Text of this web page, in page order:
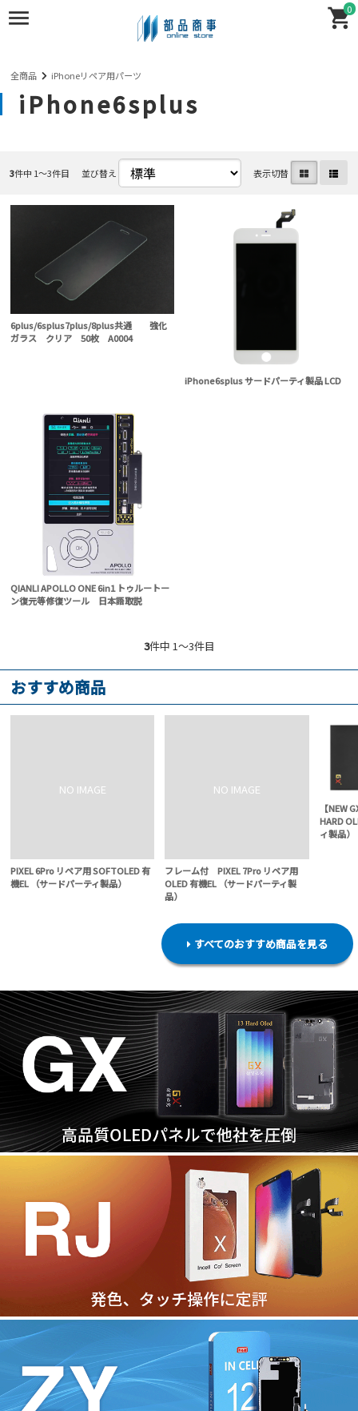
0
全商品 iPhoneリペア用パーツ
iPhone6splus
3件中 1〜3件目 並び替え 表示切替
6plus/6splus7plus/8plus共通 強化
ガラス クリア 50枚 A0004
iPhone6splus サードパーティ製品 LCD
QIANLI APOLLO ONE 6in1 トゥルートー
ン復元等修復ツール 日本語取説
3件中 1〜3件目
おすすめ商品
PIXEL 6Pro リペア用 SOFTOLED 有
機EL （サードパーティ製品）
フレーム付 PIXEL 7Pro リペア用
OLED 有機EL （サードパーティ製
品）
【NEW
HARD
ィ製品）
すべてのおすすめ商品を見る